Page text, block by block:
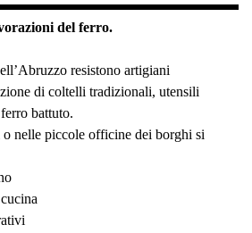
del ferro.
resistono artigiani
di coltelli tradizionali, utensili
battuto.
nelle piccole officine dei borghi si